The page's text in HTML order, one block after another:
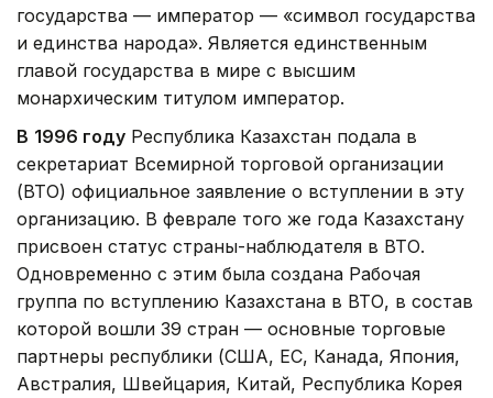
государства — император — «символ государства
и единства народа». Является единственным
главой государства в мире с высшим
монархическим титулом император.
В 1996 году Республика Казахстан подала в
секретариат Всемирной торговой организации
(ВТО) официальное заявление о вступлении в эту
организацию. В феврале того же года Казахстану
присвоен статус страны-наблюдателя в ВТО.
Одновременно с этим была создана Рабочая
группа по вступлению Казахстана в ВТО, в состав
которой вошли 39 стран — основные торговые
партнеры республики (США, ЕС, Канада, Япония,
Австралия, Швейцария, Китай, Республика Корея